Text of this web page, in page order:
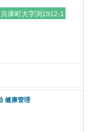
庫町大字渕1912-1
健康管理